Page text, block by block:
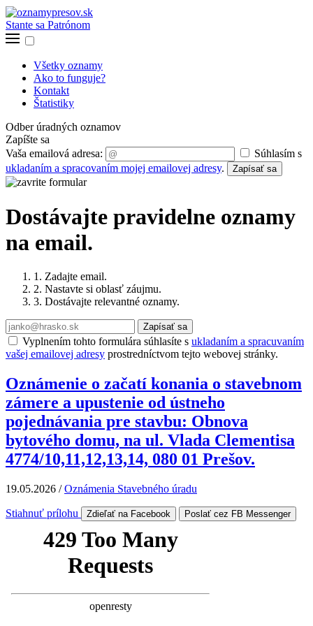
Stante sa Patrónom
Všetky oznamy
Ako to funguje?
Kontakt
Štatistiky
Odber úradných oznamov
Zapíšte sa
Vaša emailová adresa:
Súhlasím s
ukladaním a spracovaním mojej emailovej adresy. Zapísať sa
Dostávajte pravidelne oznamy
na email.
1. Zadajte email.
2. Nastavte si oblasť záujmu.
3. Dostávajte relevantné oznamy.
Zapísať sa
Vyplnením tohto formulára súhlasíte s ukladaním a spracuvaním
vašej emailovej adresy prostredníctvom tejto webovej stránky.
Oznámenie o začatí konania o stavebnom
zámere a upustenie od ústneho
pojednávania pre stavbu: Obnova
bytového domu, na ul. Vlada Clementisa
4774/10,11,12,13,14, 080 01 Prešov.
19.05.2026 /Oznámenia Stavebného úradu
Stiahnuť prílohu Zdieľať na Facebook Poslať cez FB Messenger